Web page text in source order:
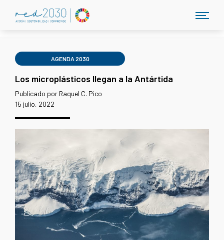
AGENDA 2030
Los microplásticos llegan a la Antártida
Publicado por Raquel C. Pico
15 julio, 2022